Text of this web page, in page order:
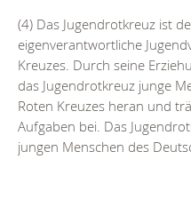
(4) Das Jugendrotkreuz ist
eigenverantwortliche
Kreuzes. Durch seine
das Jugendrotkreuz junge
Roten Kreuzes heran und
Aufgaben bei. Das
jungen Menschen des